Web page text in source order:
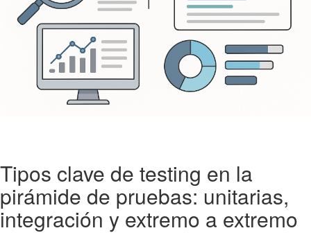
Tipos clave de testing en la
pirámide de pruebas: unitarias,
integración y extremo a extremo